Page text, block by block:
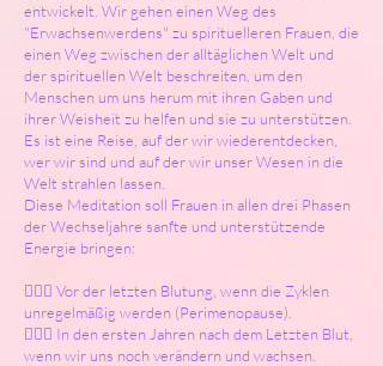
entwickelt. Wir gehen einen Weg des
"Erwachsenwerdens" zu spirituelleren Frauen, die
einen Weg zwischen der alltäglichen Welt und
der spirituellen Welt beschreiten, um den
Menschen um uns herum mit ihren Gaben und
ihrer Weisheit zu helfen und sie zu unterstützen.
Es ist eine Reise, auf der wir wiederentdecken,
wer wir sind und auf der wir unser Wesen in die
Welt strahlen lassen.
Diese Meditation soll Frauen in allen drei Phasen
der Wechseljahre sanfte und unterstützende
Energie bringen:
🧙🏻‍♀️ Vor der letzten Blutung, wenn die Zyklen
unregelmäßig werden (Perimenopause).
🧙🏻‍♀️ In den ersten Jahren nach dem Letzten Blut,
wenn wir uns noch verändern und wachsen.